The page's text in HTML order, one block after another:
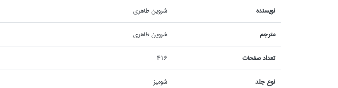
نويسنده شروين طاهري
مترجم شروين طاهري
تعداد صفحات 416
نوع جلد شوميز